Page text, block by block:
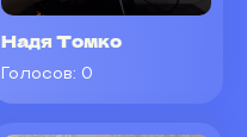
Надя Томко
Голосов: 0